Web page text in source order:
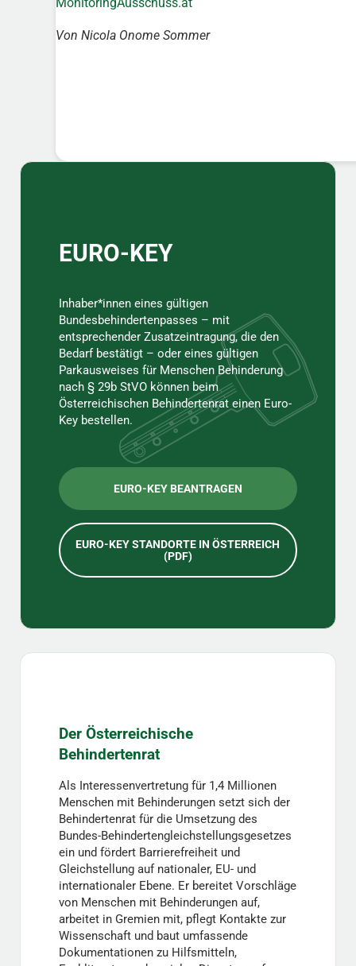
Von Nicola Onome Sommer
Sidebar
EURO-KEY
Inhaber*innen eines gültigen
Bundesbehindertenpasses – mit
entsprechender Zusatzeintragung, die den
Bedarf bestätigt – oder eines gültigen
Parkausweises für Menschen Behinderung
nach § 29b StVO können beim
Österreichischen Behindertenrat einen Euro-
Key bestellen.
EURO-KEY BEANTRAGEN
EURO-KEY STANDORTE IN ÖSTERREICH
(PDF)
Der Österreichische
Behindertenrat
Als Interessenvertretung für 1,4 Millionen
Menschen mit Behinderungen setzt sich der
Behindertenrat für die Umsetzung des
Bundes-Behindertengleichstellungsgesetzes
ein und fördert Barrierefreiheit und
Gleichstellung auf nationaler, EU- und
internationaler Ebene. Er bereitet Vorschläge
von Menschen mit Behinderungen auf,
arbeitet in Gremien mit, pflegt Kontakte zur
Wissenschaft und baut umfassende
Dokumentationen zu Hilfsmitteln,